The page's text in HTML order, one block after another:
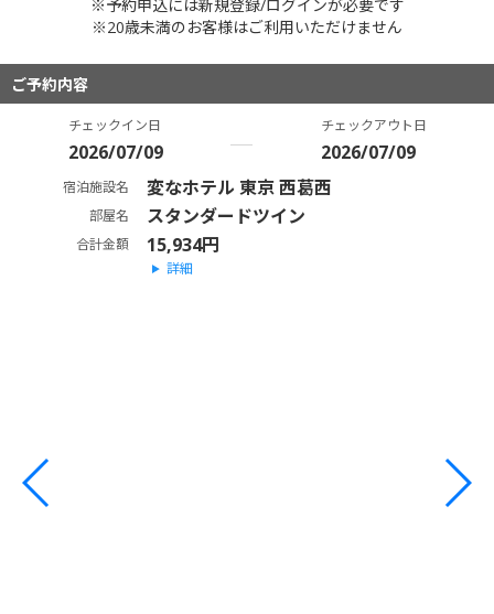
※予約申込には新規登録/ログインが必要です
※20歳未満のお客様はご利用いただけません
ご予約内容
チェックイン日
2026/07/09
チェックアウト日
2026/07/09
宿泊施設名 変なホテル 東京 西葛西
部屋名 スタンダードツイン
合計金額 15,934円
詳細